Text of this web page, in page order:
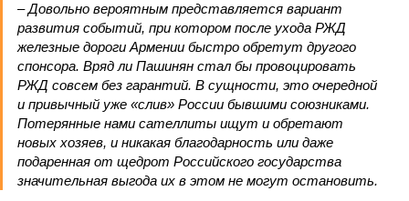
– Довольно вероятным представляется вариант
развития событий, при котором после ухода РЖД
железные дороги Армении быстро обретут другого
спонсора. Вряд ли Пашинян стал бы провоцировать
РЖД совсем без гарантий. В сущности, это очередной
и привычный уже «слив» России бывшими союзниками.
Потерянные нами сателлиты ищут и обретают
новых хозяев, и никакая благодарность или даже
подаренная от щедрот Российского государства
значительная выгода их в этом не могут остановить.